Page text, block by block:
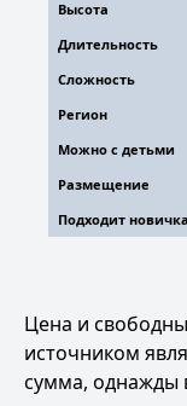
Высота
Длительность
Сложность
Регион
Можно с детьми
Размещение
Подходит
Цена и
источником
сумма, однажды